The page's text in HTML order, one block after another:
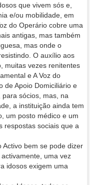
que vivem sós e,
e/ou mobilidade, em
do Operário cobre uma
antigas, mas também
mas onde o
O auxílio aos
muitas vezes renitentes
e A Voz do
de Apoio Domiciliário e
sócios, mas, na
a instituição ainda tem
um posto médico e um
respostas sociais que a
Activo bem se pode dizer
uma vez
idosos exigem uma